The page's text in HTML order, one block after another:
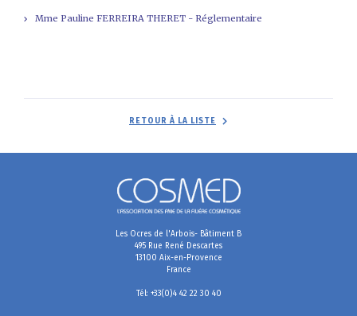
Mme Pauline FERREIRA THERET - Réglementaire
RETOUR À LA LISTE
Les Ocres de l'Arbois- Bâtiment B
495 Rue René Descartes
13100 Aix-en-Provence
France
Tél: +33(0)4 42 22 30 40